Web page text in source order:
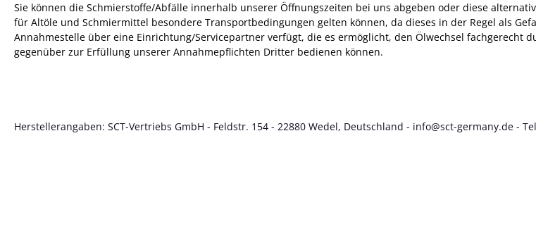
Sie können die Schmierstoffe/Abfälle innerhalb unserer Öffnungszeiten bei uns abgeben oder diese
für Altöle und Schmiermittel besondere Transportbedingungen gelten können, da dieses in der Regel als
Annahmestelle über eine Einrichtung/Servicepartner verfügt, die es ermöglicht, den Ölwechsel
gegenüber zur Erfüllung unserer Annahmepflichten Dritter bedienen können.
Herstellerangaben: SCT-Vertriebs GmbH - Feldstr. 154 - 22880 Wedel, Deutschland - info@sct-germany.de -